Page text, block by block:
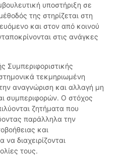
υποστήριξη σε
της στηρίζεται στη
και στον από κοινού
στις ανάγκες
Συμπεριφοριστικής
τεκμηριωμένη
αναγνώριση και αλλαγή μη
συμπεριφορών. Ο στόχος
ζητήματα που
παράλληλα την
και
διαχειρίζονται
τους.